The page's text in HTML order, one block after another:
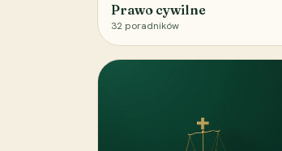
Prawo cywilne
32 poradników